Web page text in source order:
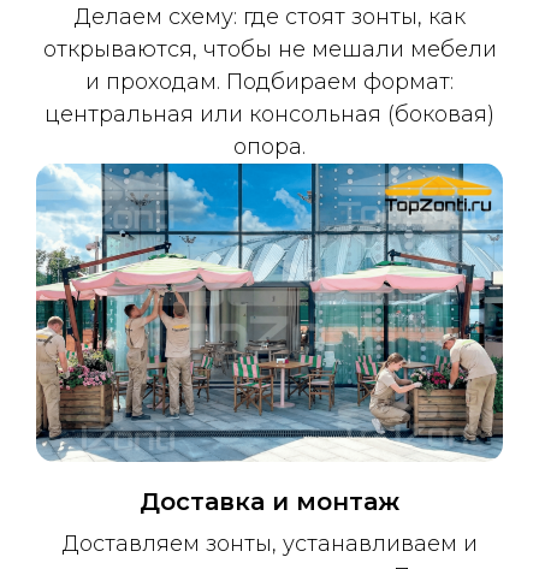
Делаем схему: где стоят зонты, как
открываются, чтобы не мешали мебели
и проходам. Подбираем формат:
центральная или консольная (боковая)
опора.
Доставка и монтаж
Доставляем зонты, устанавливаем и
Ваш телефон
Оставить заявку